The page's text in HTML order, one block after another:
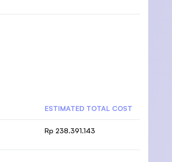
ESTIMATED TOTAL COST
Rp 238.391.143